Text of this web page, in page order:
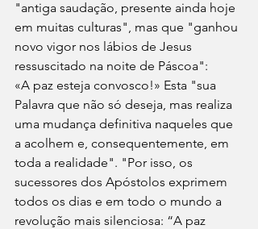
"antiga saudação, presente ainda hoje
em muitas culturas", mas que "ganhou
novo vigor nos lábios de Jesus
ressuscitado na noite de Páscoa":
«A paz esteja convosco!» Esta "sua
Palavra que não só deseja, mas realiza
uma mudança definitiva naqueles que
a acolhem e, consequentemente, em
toda a realidade". "Por isso, os
sucessores dos Apóstolos exprimem
todos os dias e em todo o mundo a
revolução mais silenciosa: “A paz